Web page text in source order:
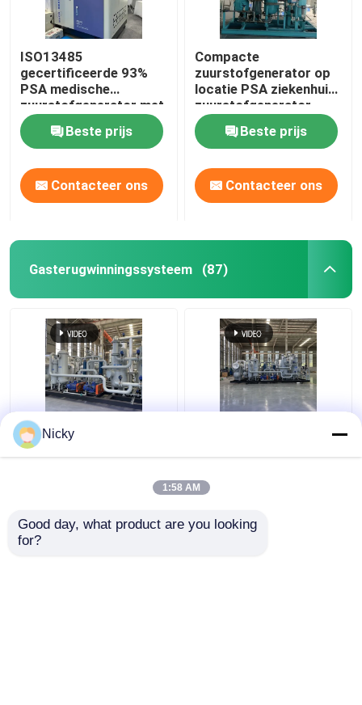
ISO13485
gecertificeerde 93%
PSA medische
zuurstofgenerator met
vulstation
Beste prijs
Contacteer ons
Compacte
zuurstofgenerator op
locatie PSA ziekenhuis
zuurstofgenerator
olievrij
Beste prijs
Contacteer ons
Gasterugwinningssysteem (87)
Onder lage druk
ontploffingsbestendige
Waterstofterugwinningsunit
Automatisch compact
Gemakkelijk te
installeren
Nicky
1:58 AM
Good day, what product are you looking
for?